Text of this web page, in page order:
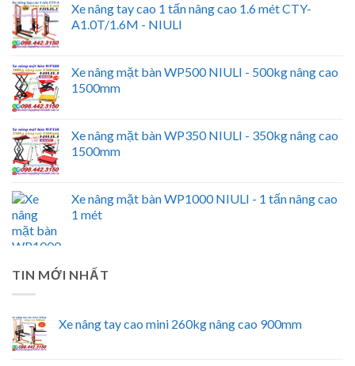
Xe nâng tay cao 1 tấn nâng cao 1.6 mét CTY-
A1.0T/1.6M - NIULI
Xe nâng mặt bàn WP500 NIULI - 500kg nâng cao
1500mm
Xe nâng mặt bàn WP350 NIULI - 350kg nâng cao
1500mm
Xe nâng mặt bàn WP1000 NIULI - 1 tấn nâng cao
1 mét
TIN MỚI NHẤT
Xe nâng tay cao mini 260kg nâng cao 900mm